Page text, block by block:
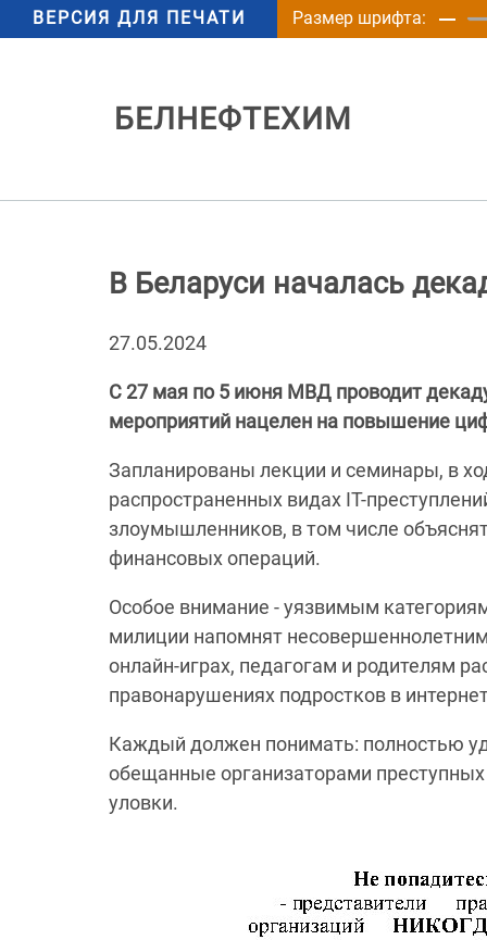
ВЕРСИЯ ДЛЯ ПЕЧАТИ Размер шрифта:
БЕЛНЕФТЕХИМ
В Беларуси началась
27.05.2024
С 27 мая по 5 июня МВД проводит
мероприятий нацелен на повышение
Запланированы лекции и семинары, в
распространенных видах IT-
злоумышленников, в том числе
финансовых операций.
Особое внимание - уязвимым
милиции напомнят
онлайн-играх, педагогам и родителям
правонарушениях подростков в
Каждый должен понимать: полностью
обещанные организаторами
уловки.